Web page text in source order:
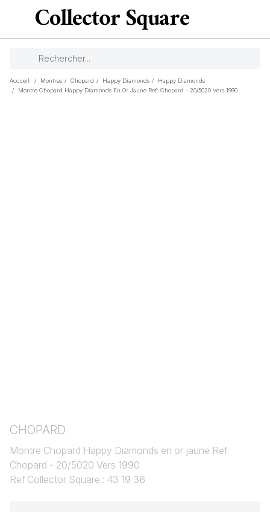
Accueil / Montres / Chopard / Happy Diamonds /
Happy Diamonds
/
Montre Chopard Happy Diamonds En Or Jaune Ref: Chopard - 20/5020 Vers 1990
CHOPARD
Montre Chopard Happy Diamonds en or jaune Ref:
Chopard - 20/5020 Vers 1990
Ref Collector Square : 43 19 36